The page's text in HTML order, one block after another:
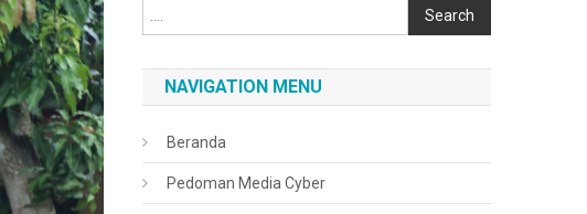
Search
NAVIGATION MENU
Beranda
Pedoman Media Cyber